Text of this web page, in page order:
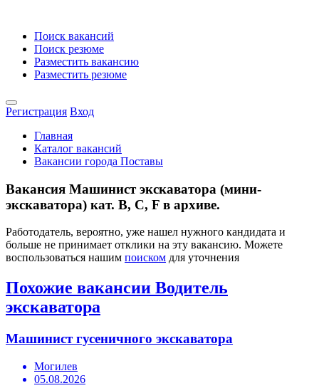
Поиск вакансий
Поиск резюме
Разместить вакансию
Разместить резюме
Регистрация Вход
Главная
Каталог вакансий
Вакансии города Поставы
Вакансия Машинист экскаватора (мини-
экскаватора) кат. В, С, F в архиве.
Работодатель, вероятно, уже нашел нужного кандидата и
больше не принимает отклики на эту вакансию. Можете
воспользоваться нашим поиском для уточнения
Похожие вакансии Водитель
экскаватора
Машинист гусеничного экскаватора
Могилев
05.08.2026